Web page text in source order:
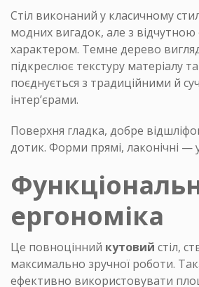
Стіл виконаний у класичному
модних вигадок, але з відчутною
характером. Темне дерево
підкреслює текстуру матеріалу
поєднується з традиційними й
інтер’єрами.
Поверхня гладка, добре
дотик. Форми прямі, лаконічні —
ергономіка
Це повноцінний кутовий стіл,
максимально зручної роботи.
ефективно використовувати